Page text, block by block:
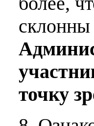
точку